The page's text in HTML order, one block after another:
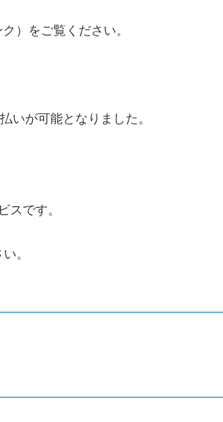
）をご覧ください。
いが可能となりました。
スです。
。